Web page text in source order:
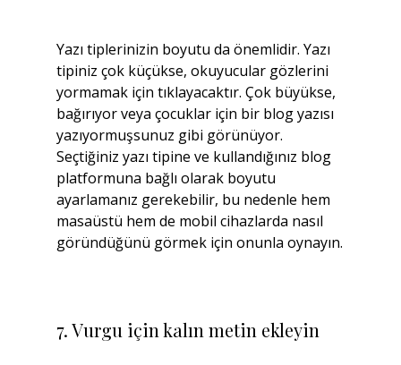
Yazı tiplerinizin boyutu da önemlidir. Yazı
tipiniz çok küçükse, okuyucular gözlerini
yormamak için tıklayacaktır. Çok büyükse,
bağırıyor veya çocuklar için bir blog yazısı
yazıyormuşsunuz gibi görünüyor.
Seçtiğiniz yazı tipine ve kullandığınız blog
platformuna bağlı olarak boyutu
ayarlamanız gerekebilir, bu nedenle hem
masaüstü hem de mobil cihazlarda nasıl
göründüğünü görmek için onunla oynayın.
7. Vurgu için kalın metin ekleyin